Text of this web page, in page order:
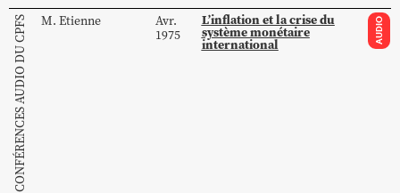
CONFÉRENCES AUDIO DU CPFS M. Etienne
Avr.
1975
L’inflation et la crise du
système monétaire
international AUDIO